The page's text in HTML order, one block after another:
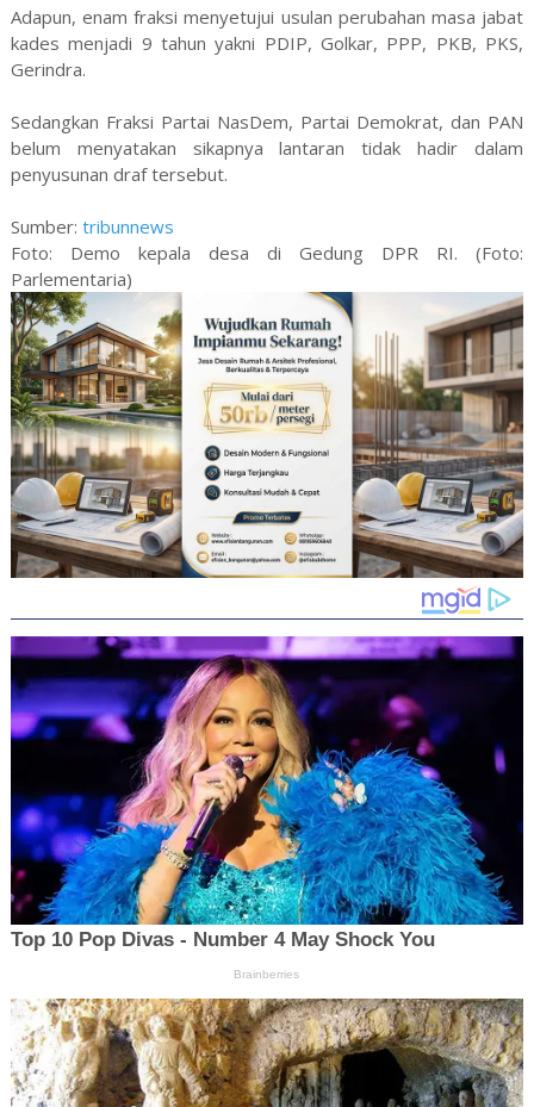
Adapun, enam fraksi menyetujui usulan perubahan masa jabat
kades menjadi 9 tahun yakni PDIP, Golkar, PPP, PKB, PKS,
Gerindra.
Sedangkan Fraksi Partai NasDem, Partai Demokrat, dan PAN
belum menyatakan sikapnya lantaran tidak hadir dalam
penyusunan draf tersebut.
Sumber: tribunnews
Foto: Demo kepala desa di Gedung DPR RI. (Foto:
Parlementaria)